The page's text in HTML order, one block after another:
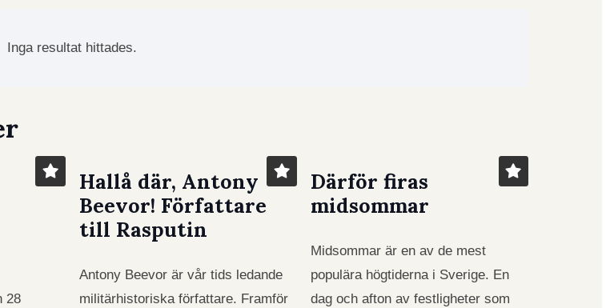
Inga resultat hittades.
28
Hallå där, Antony
Beevor! Författare
till Rasputin
Antony Beevor är vår tids ledande
militärhistoriska författare. Framför
Därför firas
midsommar
Midsommar är en av de mest
populära högtiderna i Sverige. En
dag och afton av festligheter som